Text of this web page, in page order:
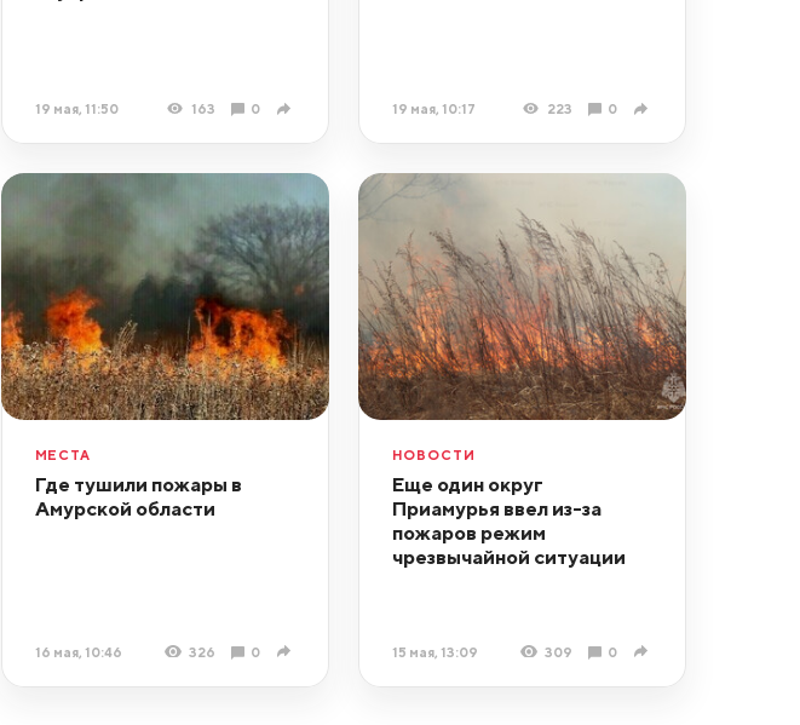
19 мая, 11:50 163 0 19 мая, 10:17 223 0
МЕСТА
Где тушили пожары в
Амурской области
16 мая, 10:46 326 0
НОВОСТИ
Еще один округ
Приамурья ввел из-за
пожаров режим
чрезвычайной ситуации
15 мая, 13:09 309 0